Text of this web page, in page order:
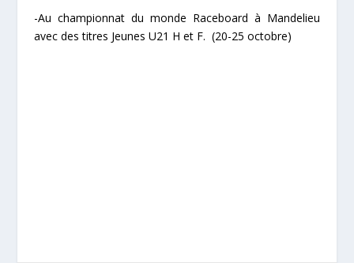
-Au championnat du monde Raceboard à Mandelieu
avec des titres Jeunes U21 H et F. (20-25 octobre)